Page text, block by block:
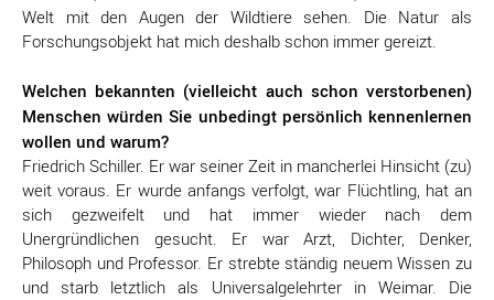
Welt mit den Augen der Wildtiere sehen. Die Natur als
Forschungsobjekt hat mich deshalb schon immer gereizt.
Welchen bekannten (vielleicht auch schon verstorbenen)
Menschen würden Sie unbedingt persönlich kennenlernen
wollen und warum?
Friedrich Schiller. Er war seiner Zeit in mancherlei Hinsicht (zu)
weit voraus. Er wurde anfangs verfolgt, war Flüchtling, hat an
sich gezweifelt und hat immer wieder nach dem
Unergründlichen gesucht. Er war Arzt, Dichter, Denker,
Philosoph und Professor. Er strebte ständig neuem Wissen zu
und starb letztlich als Universalgelehrter in Weimar. Die